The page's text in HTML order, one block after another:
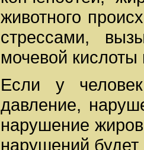
животного
стрессами,
мочевой кислоты
Если у
давление,
нарушение
нарушений